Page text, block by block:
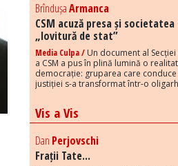
BrîndușaArmanca
CSM acuză presa și
„lovitură de stat”
Media Culpa / Un document al
a CSM a pus în plină lumină o
democrație: gruparea care
justiției s-a transformat într-o
Vis a Vis
Dan Perjovschi
Frații Tate...